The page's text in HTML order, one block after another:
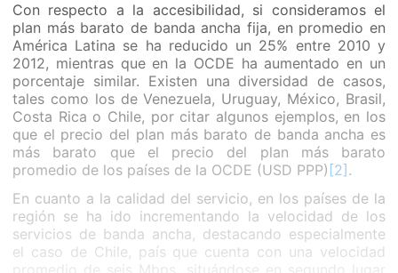
Con respecto a la accesibilidad, si consideramos el
plan más barato de banda ancha fija, en promedio en
América Latina se ha reducido un 25% entre 2010 y
2012, mientras que en la OCDE ha aumentado en un
porcentaje similar. Existen una diversidad de casos,
tales como los de Venezuela, Uruguay, México, Brasil,
Costa Rica o Chile, por citar algunos ejemplos, en los
que el precio del plan más barato de banda ancha es
más barato que el precio del plan más barato
promedio de los países de la OCDE (USD PPP) [2] .
En cuanto a la calidad del servicio, en los países de la
región se ha ido incrementando la velocidad de los
servicios de banda ancha, destacando especialmente
el caso de Chile, país que cuenta con una velocidad
promedio de seis Mbps, situándose en segundo lugar